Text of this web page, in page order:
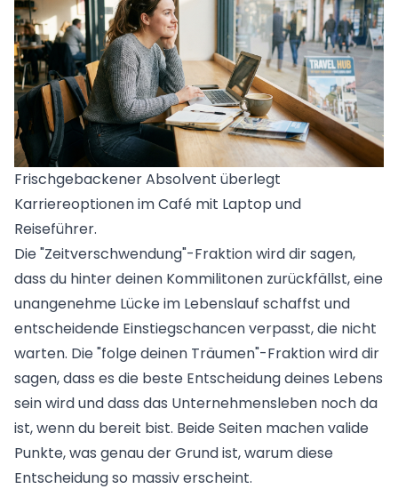
Frischgebackener Absolvent überlegt
Karriereoptionen im Café mit Laptop und
Reiseführer.
Die "Zeitverschwendung"-Fraktion wird dir sagen,
dass du hinter deinen Kommilitonen zurückfällst, eine
unangenehme Lücke im Lebenslauf schaffst und
entscheidende Einstiegschancen verpasst, die nicht
warten. Die "folge deinen Träumen"-Fraktion wird dir
sagen, dass es die beste Entscheidung deines Lebens
sein wird und dass das Unternehmensleben noch da
ist, wenn du bereit bist. Beide Seiten machen valide
Punkte, was genau der Grund ist, warum diese
Entscheidung so massiv erscheint.